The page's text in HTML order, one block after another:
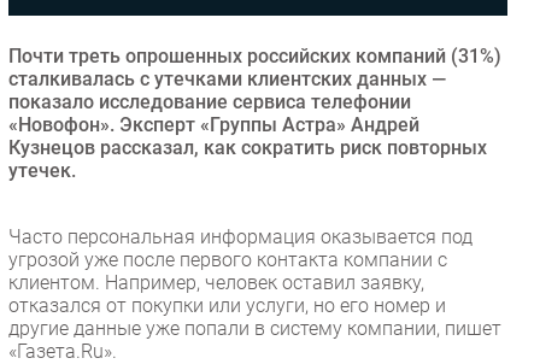
Инновации
CIO/Управление ИТ
Гаджеты
Здоровье
РАЗДЕЛЫ
Новости
Аналитика
Интервью
Почти треть опрошенных российских компаний (31%)
сталкивалась с утечками клиентских данных —
показало исследование сервиса телефонии
«Новофон». Эксперт «Группы Астра» Андрей
Кузнецов рассказал, как сократить риск повторных
утечек.
Часто персональная информация оказывается под
угрозой уже после первого контакта компании с
клиентом. Например, человек оставил заявку,
отказался от покупки или услуги, но его номер и
другие данные уже попали в систему компании, пишет
«Газета.Ru».